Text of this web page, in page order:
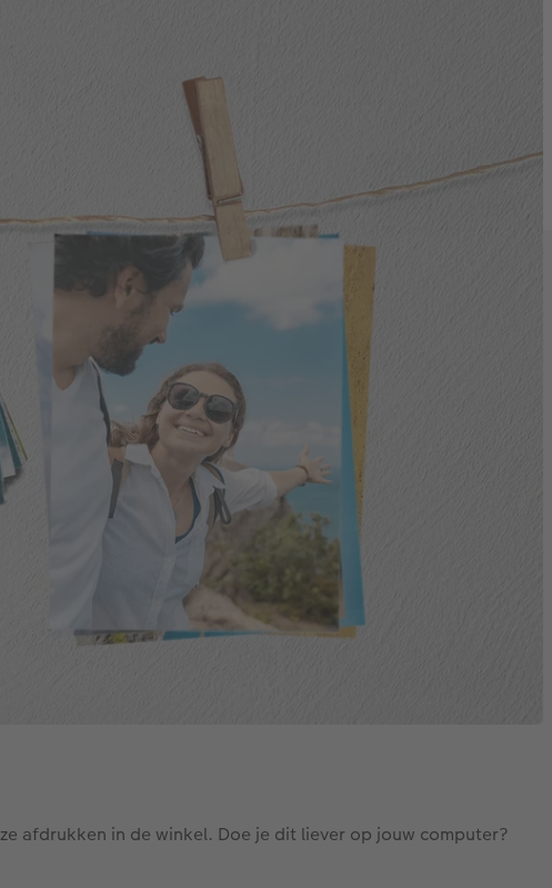
afdrukken in de winkel. Doe je dit liever op jouw computer?